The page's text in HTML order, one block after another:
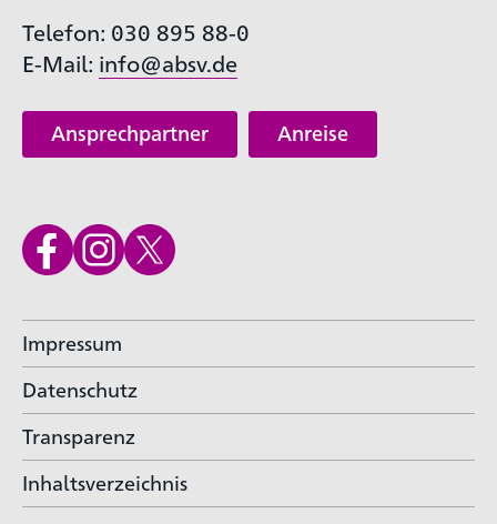
Telefon: 030 895 88-0
E-Mail: info@absv.de
Ansprechpartner Anreise
Impressum
Datenschutz
Transparenz
Inhaltsverzeichnis